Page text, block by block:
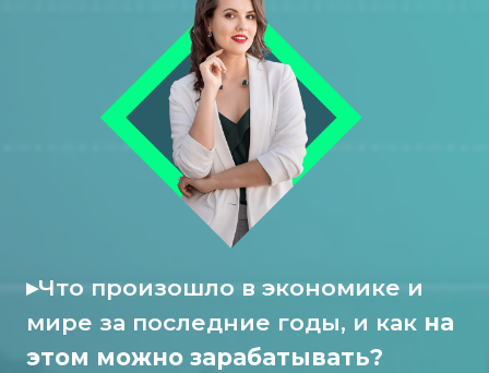
▸Что произошло в экономике и
мире за последние годы, и как
на
этом можно зарабатывать?
инвестиционные
портфели, и почему именно они
и уверенностьв завтрашнем дне?
▸Какойдоход инвестиции могут
приносить лично вам? И сколько